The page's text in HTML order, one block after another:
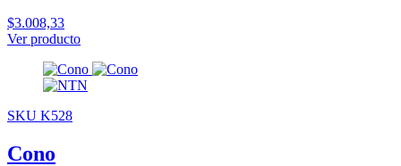
$3.008,33
Ver producto
SKU K528
Cono